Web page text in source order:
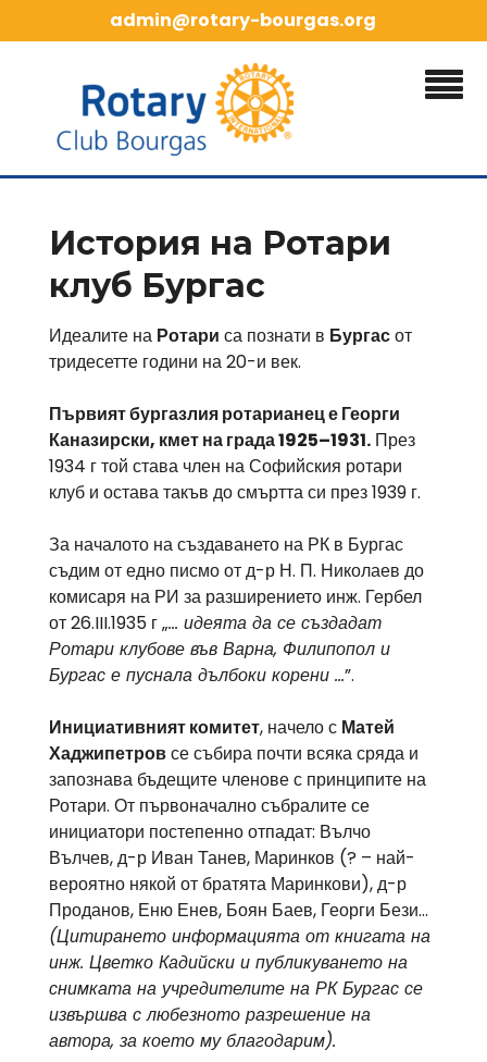
to
admin@rotary-bourgas.org
История на Ротари
клуб Бургас
Идеалите на Ротари са познати в Бургасот
тридесетте години на 20-и век.
Първият бургазлия ротарианец е Георги
Каназирски, кмет на града 1925–1931.През
1934 г той става член на Софийския ротари
клуб и остава такъв до смъртта си през 1939 г.
За началото на създаването на РК в Бургас
съдим от едно писмо от д-р Н. П. Николаев до
комисаря на РИ за разширението инж. Гербел
от 26.III.1935 г „… идеята да се създадат
Ротари клубове във Варна, Филипопол и
Бургас е пуснала дълбоки корени …”.
Инициативният комитет, начело с Матей
Хаджипетровсе събира почти всяка сряда и
запознава бъдещите членове с принципите на
Ротари. От първоначално събралите се
инициатори постепенно отпадат: Вълчо
Вълчев, д-р Иван Танев, Маринков (? – най-
вероятно някой от братята Маринкови), д-р
Проданов, Еню Енев, Боян Баев, Георги Бези…
(Цитирането информацията от книгата на
инж. Цветко Кадийски и публикуването на
снимката на учредителите на РК Бургас се
извършва с любезното разрешение на
автора, за което му благодарим).